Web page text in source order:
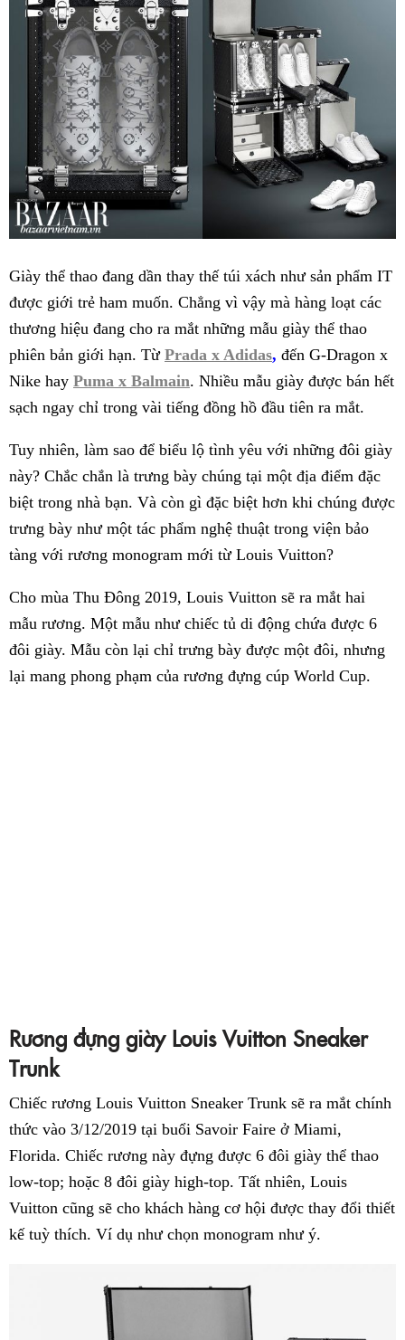
Giày thể thao đang dần thay thế túi xách như sản phẩm IT
được giới trẻ ham muốn. Chẳng vì vậy mà hàng loạt các
thương hiệu đang cho ra mắt những mẫu giày thể thao
phiên bản giới hạn. Từ Prada x Adidas, đến G-Dragon x
Nike hay Puma x Balmain. Nhiều mẫu giày được bán hết
sạch ngay chỉ trong vài tiếng đồng hồ đầu tiên ra mắt.
Tuy nhiên, làm sao để biểu lộ tình yêu với những đôi giày
này? Chắc chắn là trưng bày chúng tại một địa điểm đặc
biệt trong nhà bạn. Và còn gì đặc biệt hơn khi chúng được
trưng bày như một tác phẩm nghệ thuật trong viện bảo
tàng với rương monogram mới từ Louis Vuitton?
Cho mùa Thu Đông 2019, Louis Vuitton sẽ ra mắt hai
mẫu rương. Một mẫu như chiếc tủ di động chứa được 6
đôi giày. Mẫu còn lại chỉ trưng bày được một đôi, nhưng
lại mang phong phạm của rương đựng cúp World Cup.
Rương đựng giày Louis Vuitton Sneaker
Trunk
Chiếc rương Louis Vuitton Sneaker Trunk sẽ ra mắt chính
thức vào 3/12/2019 tại buổi Savoir Faire ở Miami,
Florida. Chiếc rương này đựng được 6 đôi giày thể thao
low-top; hoặc 8 đôi giày high-top. Tất nhiên, Louis
Vuitton cũng sẽ cho khách hàng cơ hội được thay đổi thiết
kế tuỳ thích. Ví dụ như chọn monogram như ý.